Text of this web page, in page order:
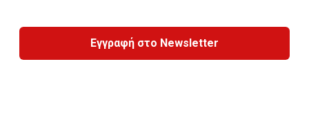
Εγγραφή στο Newsletter